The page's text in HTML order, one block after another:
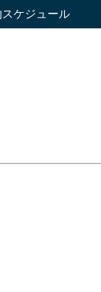
ケジュール